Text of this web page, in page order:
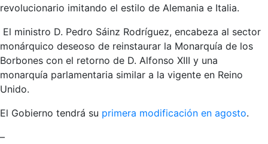
revolucionario imitando el estilo de Alemania e Italia.
El ministro D. Pedro Sáinz Rodríguez, encabeza al sector
monárquico deseoso de reinstaurar la Monarquía de los
Borbones con el retorno de D. Alfonso XIII y una
monarquía parlamentaria similar a la vigente en Reino
Unido.
El Gobierno tendrá su primera modificación en agosto.
–